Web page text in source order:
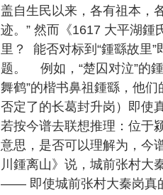
盖自生民以来，各有祖本，
迹。” 然而《1617 大平湖鍾
里？ 能否对标到“鍾繇故里
题。 例如，“楚囚对泣”的
舞鹤”的楷书鼻祖鍾繇，他
否定了的长葛封升岗）即使
若按今谱去联想推理：位于
意思，是否可以理解为，今
川鍾离山》说，城前张村大
—— 即使城前张村大秦岗真